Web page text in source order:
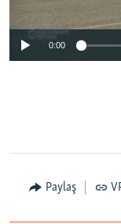
0:00
Paylaş